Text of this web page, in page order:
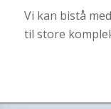
Vi kan bistå
til store